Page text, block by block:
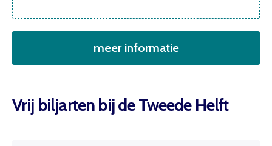
Vrij biljarten bij de Tweede Helft
meer informatie